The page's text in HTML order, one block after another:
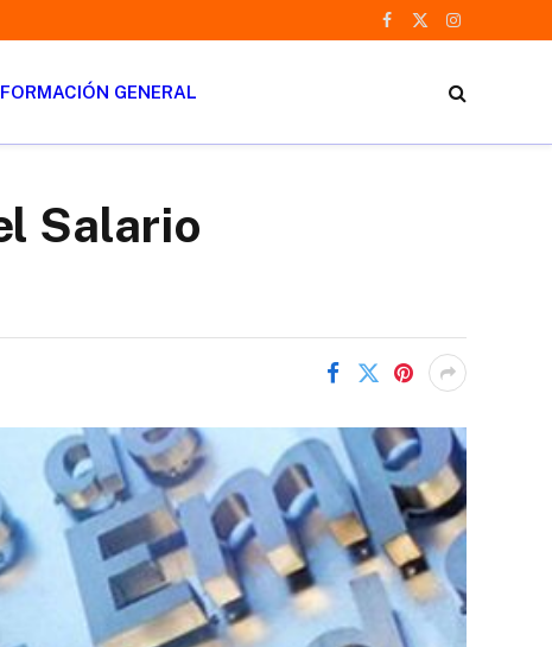
Facebook
X
Instagram
GENERAL
Salario